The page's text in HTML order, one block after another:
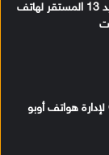
تحميل تحديث MIUI 14 وأندرويد 13 المستقر لهاتف
تحميل برنامج Oppo PC Suite لإدارة هواتف أوبو